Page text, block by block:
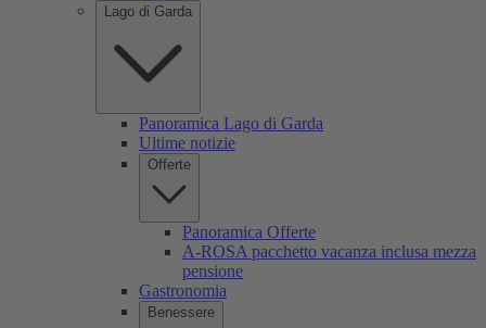
Lago di Garda
Panoramica Lago di Garda
Ultime notizie
Offerte
Panoramica Offerte
A-ROSA pacchetto vacanza inclusa mezza
pensione
Gastronomia
Benessere